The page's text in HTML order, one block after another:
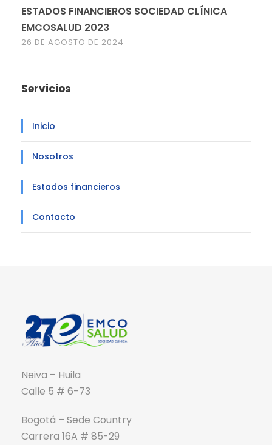
ESTADOS FINANCIEROS SOCIEDAD CLÍNICA
EMCOSALUD 2023
26 DE AGOSTO DE 2024
Servicios
Inicio
Nosotros
Estados financieros
Contacto
Neiva – Huila
Calle 5 # 6-73
Bogotá – Sede Country
Carrera 16A # 85-29